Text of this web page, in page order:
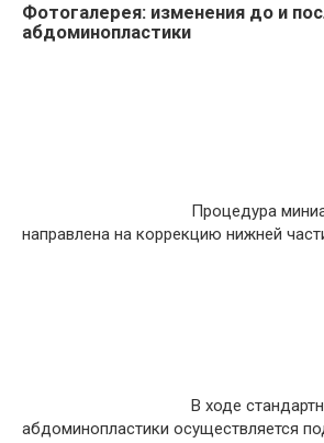
Фотогалерея: изменения до и
абдоминопластики
Процедура
направлена на коррекцию нижней
В ходе
абдоминопластики осуществляется